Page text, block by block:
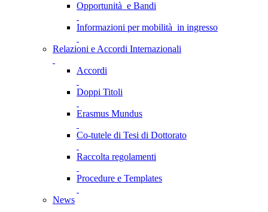
Opportunità e Bandi
Informazioni per mobilità in ingresso
Relazioni e Accordi Internazionali
Accordi
Doppi Titoli
Erasmus Mundus
Co-tutele di Tesi di Dottorato
Raccolta regolamenti
Procedure e Templates
News